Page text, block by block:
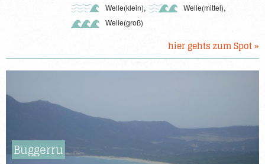
Welle(klein), Welle(mittel),
Welle(groß)
hier gehts zum Spot »
Buggerru